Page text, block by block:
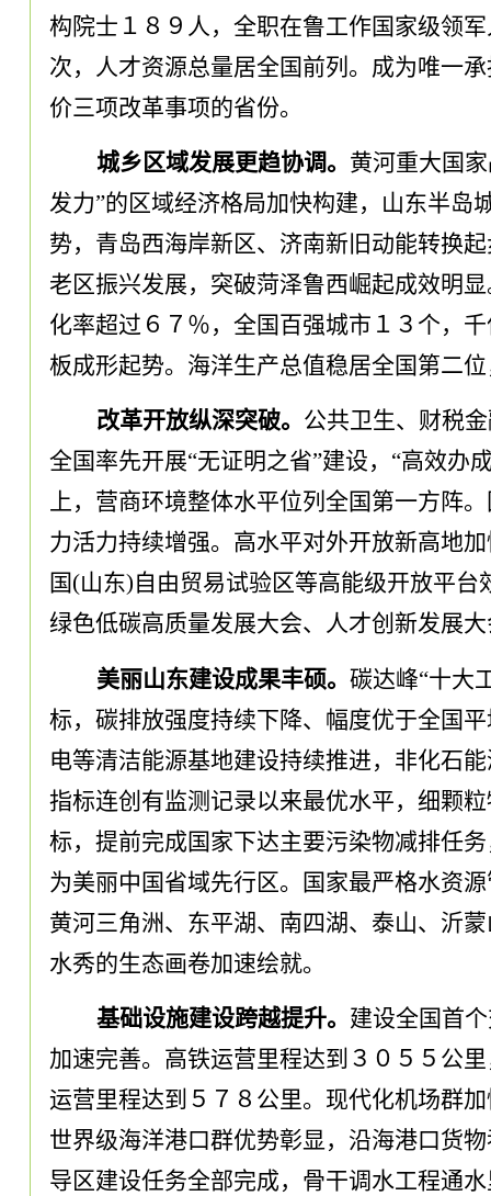
构院士１８９人 ， 全职在鲁工作国家级领
次， 人才资源总量居全国前列 。
成为唯一
价三项改革事项的省份。
城乡区域发展更趋协调。 黄河重大国
发力”的区域经济格局加快构建，
山东半岛
势， 青岛西海岸新区、济南新旧动能转换
老区振兴发展， 突破菏泽鲁西崛起成效明显
化率超过６７％， 全国百强城市１３个，
板成形起势。 海洋生产总值稳居全国第二位
改革开放纵深突破。 公共卫生、财税
全国率先开展“无证明之省”建设， “高效办
上 ， 营商环境整体水平位列全国第一方阵。
力活力持续增强。 高水平对外开放新高地
国(山东)自由贸易试验区等高能级开放平台
绿色低碳高质量发展大会、人才创新发展
美丽山东建设成果丰硕。 碳达峰“十大
标， 碳排放强度持续下降、幅度优于全国平
电等清洁能源基地建设持续推进， 非化石
指标连创有监测记录以来最优水平， 细颗
标， 提前完成国家下达主要污染物减排任务
为美丽中国省域先行区。
国家最严格水资
黄河三角洲、东平湖、南四湖、泰山、沂
水秀的生态画卷加速绘就。
基础设施建设跨越提升。 建设全国首
加速完善。 高铁运营里程达到３０５５公里
运营里程达到５７８公里。 现代化机场群
世界级海洋港口群优势彰显 ， 沿海港口货
导区建设任务全部完成， 骨干调水工程通